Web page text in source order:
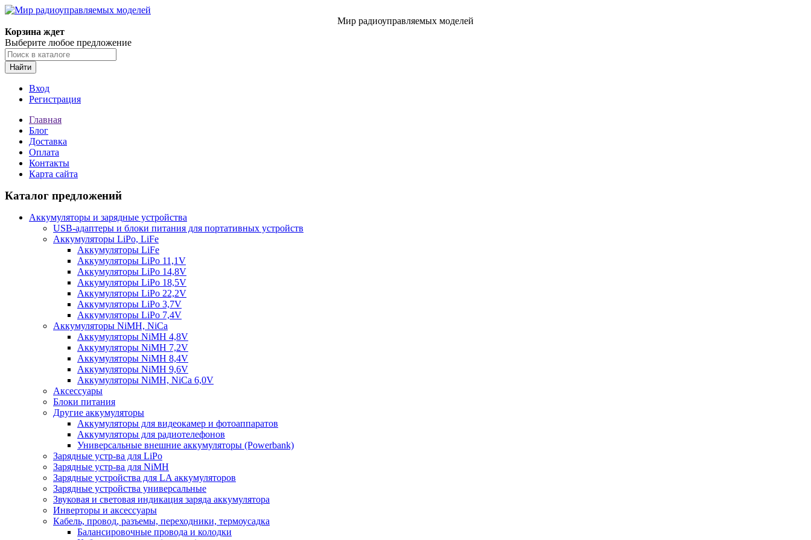
Мир радиоуправляемых моделей
Корзина ждет
Выберите любое предложение
Найти
Вход
Регистрация
Главная
Блог
Доставка
Оплата
Контакты
Карта сайта
Каталог предложений
Аккумуляторы и зарядные устройства
USB-адаптеры и блоки питания для портативных устройств
Аккумуляторы LiPo, LiFe
Аккумуляторы LiFe
Аккумуляторы LiPo 11,1V
Аккумуляторы LiPo 14,8V
Аккумуляторы LiPo 18,5V
Аккумуляторы LiPo 22,2V
Аккумуляторы LiPo 3,7V
Аккумуляторы LiPo 7,4V
Аккумуляторы NiMH, NiCa
Аккумуляторы NiMH 4,8V
Аккумуляторы NiMH 7,2V
Аккумуляторы NiMH 8,4V
Аккумуляторы NiMH 9,6V
Аккумуляторы NiMH, NiCa 6,0V
Аксессуары
Блоки питания
Другие аккумуляторы
Аккумуляторы для видеокамер и фотоаппаратов
Аккумуляторы для радиотелефонов
Универсальные внешние аккумуляторы (Powerbank)
Зарядные устр-ва для LiPo
Зарядные устр-ва для NiMH
Зарядные устройства для LA аккумуляторов
Зарядные устройства универсальные
Звуковая и световая индикация заряда аккумулятора
Инверторы и аксессуары
Кабель, провод, разъемы, переходники, термоусадка
Балансировочные провода и колодки